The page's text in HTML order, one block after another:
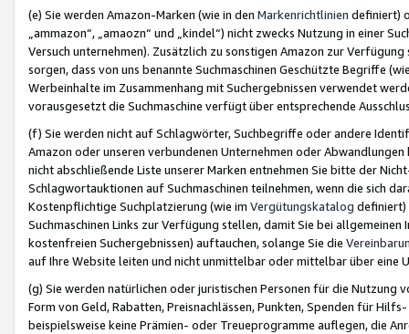
(e) Sie werden Amazon-Marken (wie in den Markenrichtlinien definiert)
„ammazon“, „amaozn“ und „kindel“) nicht zwecks Nutzung in einer
Versuch unternehmen). Zusätzlich zu sonstigen Amazon zur
sorgen, dass von uns benannte Suchmaschinen Geschützte Begriffe
Werbeinhalte im Zusammenhang mit Suchergebnissen verwendet
vorausgesetzt die Suchmaschine verfügt über entsprechende
(f) Sie werden nicht auf Schlagwörter, Suchbegriffe oder andere
Amazon oder unseren verbundenen Unternehmen oder
nicht abschließende Liste unserer Marken entnehmen Sie bitte der
Schlagwortauktionen auf Suchmaschinen teilnehmen, wenn die sich
Kostenpflichtige Suchplatzierung (wie im Vergütungskatalog definiert)
Suchmaschinen Links zur Verfügung stellen, damit Sie bei
kostenfreien Suchergebnissen) auftauchen, solange Sie die
auf Ihre Website leiten und nicht unmittelbar oder mittelbar über eine
(g) Sie werden natürlichen oder juristischen Personen für die Nutzung
Form von Geld, Rabatten, Preisnachlässen, Punkten, Spenden für
beispielsweise keine Prämien- oder Treueprogramme auflegen, die